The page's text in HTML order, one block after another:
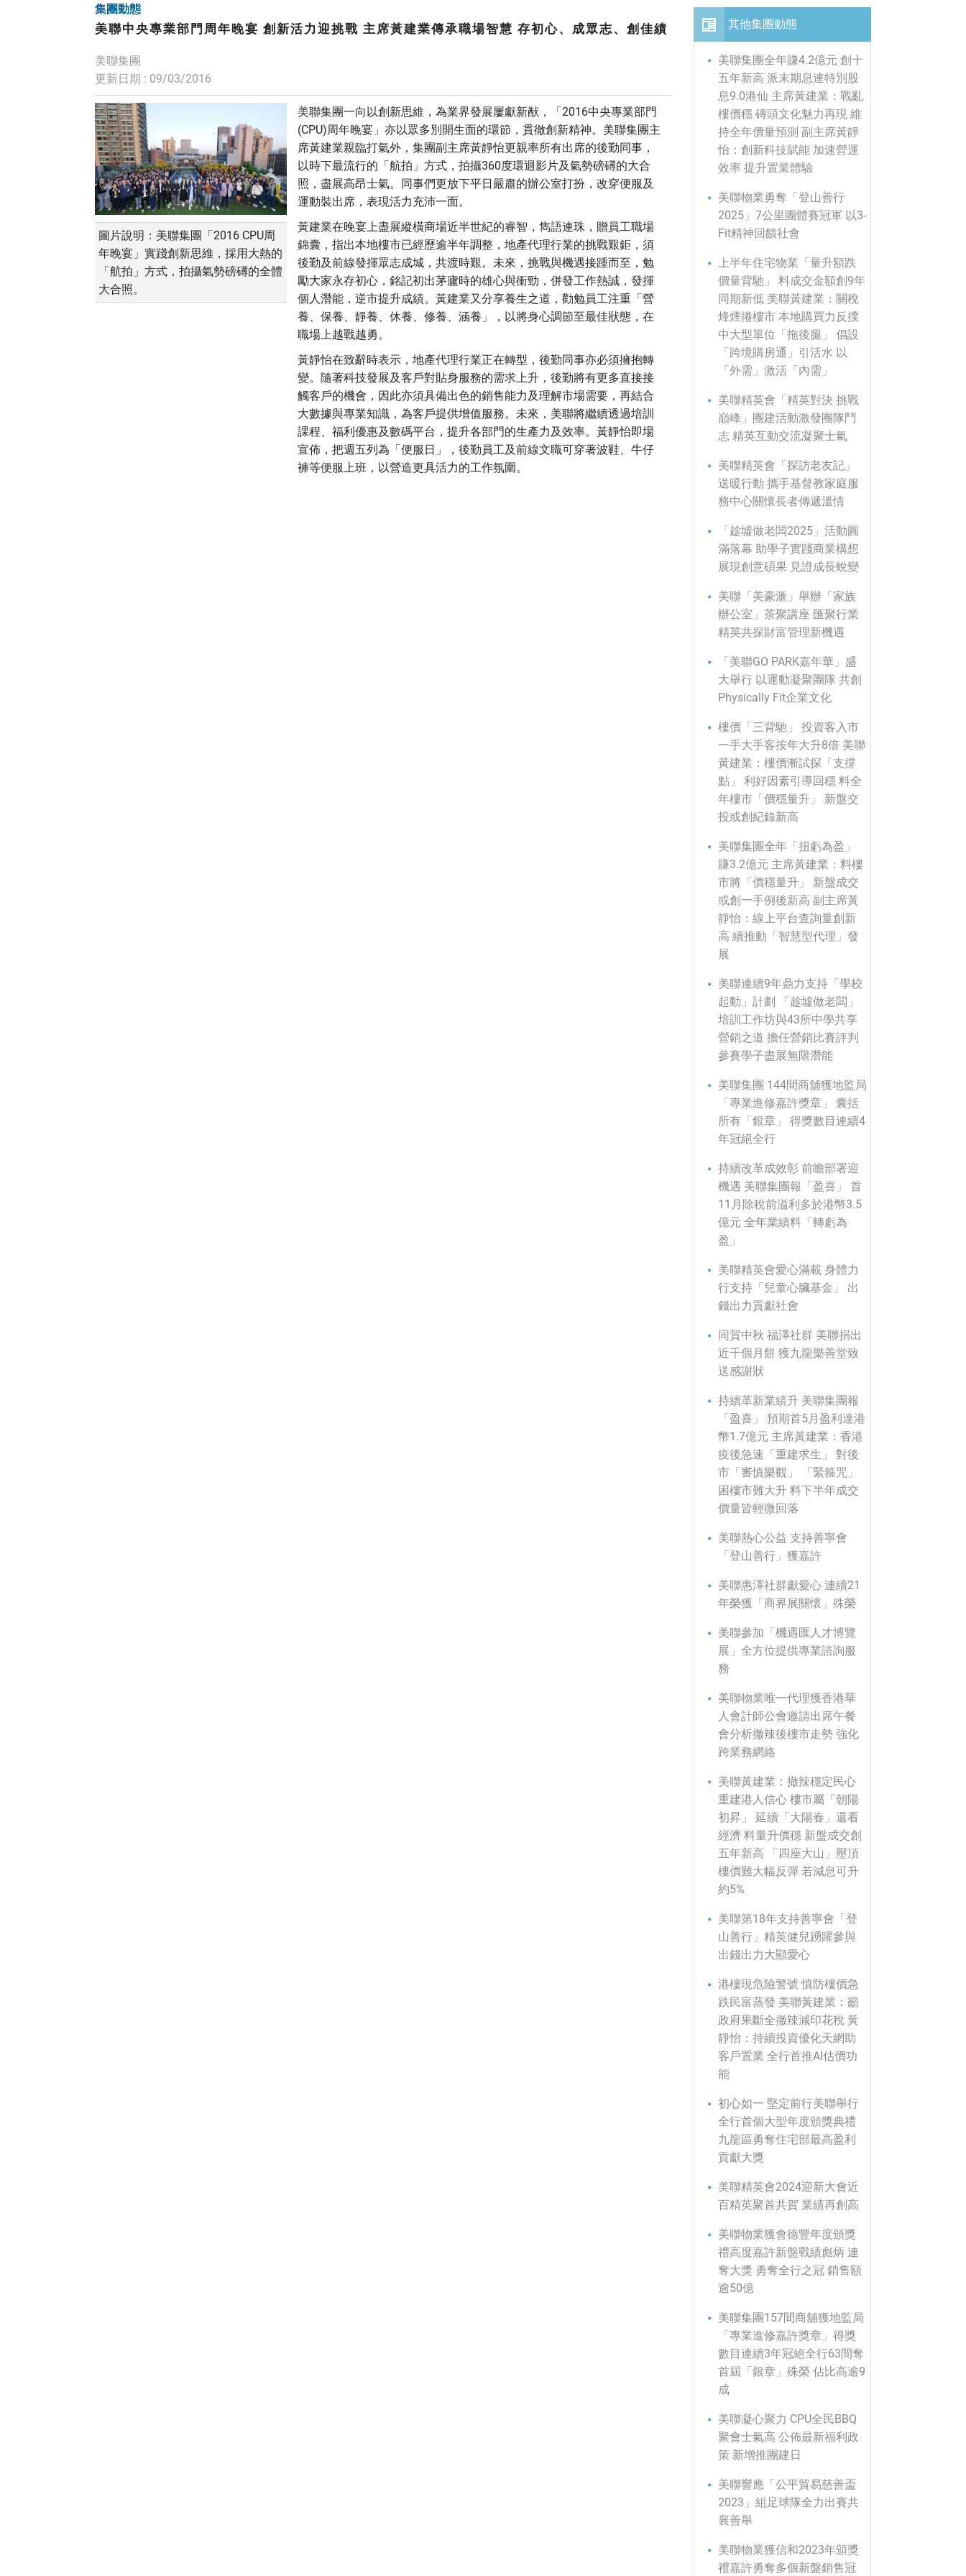
集團動態
美聯中央專業部門周年晚宴 創新活力迎挑戰 主席黃建業傳承職場智慧 存初心、成眾志、創佳績
美聯集團
更新日期 : 09/03/2016
圖片說明：美聯集團「2016 CPU周
年晚宴」實踐創新思維，採用大熱的
「航拍」方式，拍攝氣勢磅礡的全體
大合照。
美聯集團一向以創新思維，為業界發展屢獻新猷，「2016中央專業部門
(CPU)周年晚宴」亦以眾多別開生面的環節，貫徹創新精神。美聯集團主
席黃建業親臨打氣外，集團副主席黃靜怡更親率所有出席的後勤同事，
以時下最流行的「航拍」方式，拍攝360度環迴影片及氣勢磅礡的大合
照，盡展高昂士氣。同事們更放下平日嚴肅的辦公室打扮，改穿便服及
運動裝出席，表現活力充沛一面。
黃建業在晚宴上盡展縱橫商場近半世紀的睿智，雋語連珠，贈員工職場
錦囊，指出本地樓市已經歷逾半年調整，地產代理行業的挑戰艱鉅，須
後勤及前線發揮眾志成城，共渡時艱。未來，挑戰與機遇接踵而至，勉
勵大家永存初心，銘記初出茅廬時的雄心與衝勁，併發工作熱誠，發揮
個人潛能，逆市提升成績。黃建業又分享養生之道，勸勉員工注重「營
養、保養、靜養、休養、修養、涵養」，以將身心調節至最佳狀態，在
職場上越戰越勇。
黃靜怡在致辭時表示，地產代理行業正在轉型，後勤同事亦必須擁抱轉
變。隨著科技發展及客戶對貼身服務的需求上升，後勤將有更多直接接
觸客戶的機會，因此亦須具備出色的銷售能力及理解市場需要，再結合
大數據與專業知識，為客戶提供增值服務。未來，美聯將繼續透過培訓
課程、福利優惠及數碼平台，提升各部門的生產力及效率。黃靜怡即場
宣佈，把週五列為「便服日」，後勤員工及前線文職可穿著波鞋、牛仔
褲等便服上班，以營造更具活力的工作氛圍。
其他集團動態
美聯集團全年賺4.2億元 創十
五年新高 派末期息連特別股
息9.0港仙 主席黃建業：戰亂
樓價穩 磚頭文化魅力再現 維
持全年價量預測 副主席黃靜
怡：創新科技賦能 加速營運
效率 提升置業體驗
美聯物業勇奪「登山善行
2025」7公里團體賽冠軍 以3-
Fit精神回饋社會
上半年住宅物業「量升額跌
價量背馳」 料成交金額創9年
同期新低 美聯黃建業：關稅
烽煙捲樓市 本地購買力反撲
中大型單位「拖後腿」 倡設
「跨境購房通」引活水 以
「外需」激活「內需」
美聯精英會「精英對決 挑戰
巔峰」團建活動激發團隊鬥
志 精英互動交流凝聚士氣
美聯精英會「探訪老友記」
送暖行動 攜手基督教家庭服
務中心關懷長者傳遞溫情
「趁墟做老闆2025」活動圓
滿落幕 助學子實踐商業構想
展現創意碩果 見證成長蛻變
美聯「美豪滙」舉辦「家族
辦公室」茶聚講座 匯聚行業
精英共探財富管理新機遇
「美聯GO PARK嘉年華」盛
大舉行 以運動凝聚團隊 共創
Physically Fit企業文化
樓價「三背馳」 投資客入市
一手大手客按年大升8倍 美聯
黃建業：樓價漸試探「支撐
點」 利好因素引導回穩 料全
年樓市「價穩量升」 新盤交
投或創紀錄新高
美聯集團全年「扭虧為盈」
賺3.2億元 主席黃建業：料樓
市將「價穩量升」 新盤成交
或創一手例後新高 副主席黃
靜怡：線上平台查詢量創新
高 續推動「智慧型代理」發
展
美聯連續9年鼎力支持「學校
起動」計劃 「趁墟做老闆」
培訓工作坊與43所中學共享
營銷之道 擔任營銷比賽評判
參賽學子盡展無限潛能
美聯集團 144間商舖獲地監局
「專業進修嘉許獎章」 囊括
所有「銀章」 得獎數目連續4
年冠絕全行
持續改革成效彰 前瞻部署迎
機遇 美聯集團報「盈喜」 首
11月除稅前溢利多於港幣3.5
億元 全年業績料「轉虧為
盈」
美聯精英會愛心滿載 身體力
行支持「兒童心臟基金」 出
錢出力貢獻社會
同賀中秋 福澤社群 美聯捐出
近千個月餅 獲九龍樂善堂致
送感謝狀
持續革新業績升 美聯集團報
「盈喜」 預期首5月盈利達港
幣1.7億元 主席黃建業：香港
疫後急速「重建求生」 對後
市「審慎樂觀」 「緊箍咒」
困樓市難大升 料下半年成交
價量皆輕微回落
美聯熱心公益 支持善寧會
「登山善行」獲嘉許
美聯惠澤社群獻愛心 連續21
年榮獲「商界展關懷」殊榮
美聯參加「機遇匯人才博覽
展」全方位提供專業諮詢服
務
美聯物業唯一代理獲香港華
人會計師公會邀請出席午餐
會分析撤辣後樓市走勢 強化
跨業務網絡
美聯黃建業：撤辣穩定民心
重建港人信心 樓市屬「朝陽
初昇」 延續「大陽春」還看
經濟 料量升價穩 新盤成交創
五年新高 「四座大山」壓頂
樓價難大幅反彈 若減息可升
約5%
美聯第18年支持善寧會「登
山善行」精英健兒踴躍參與
出錢出力大顯愛心
港樓現危險警號 慎防樓價急
跌民富蒸發 美聯黃建業：籲
政府果斷全撤辣減印花稅 黃
靜怡：持續投資優化天網助
客戶置業 全行首推AI估價功
能
初心如一 堅定前行美聯舉行
全行首個大型年度頒獎典禮
九龍區勇奪住宅部最高盈利
貢獻大獎
美聯精英會2024迎新大會近
百精英聚首共賀 業績再創高
美聯物業獲會德豐年度頒獎
禮高度嘉許新盤戰績彪炳 連
奪大獎 勇奪全行之冠 銷售額
逾50億
美聯集團157間商舖獲地監局
「專業進修嘉許獎章」得獎
數目連續3年冠絕全行63間奪
首屆「銀章」殊榮 佔比高逾9
成
美聯凝心聚力 CPU全民BBQ
聚會士氣高 公佈最新福利政
策 新增推團建日
美聯響應「公平貿易慈善盃
2023」組足球隊全力出賽共
襄善舉
美聯物業獲信和2023年頒獎
禮嘉許勇奪多個新盤銷售冠